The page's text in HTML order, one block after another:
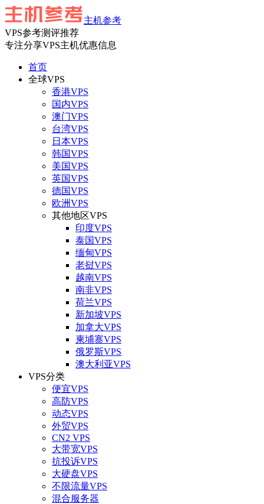
主机参考
VPS参考测评推荐
专注分享VPS主机优惠信息
首页
全球VPS
香港VPS
国内VPS
澳门VPS
台湾VPS
日本VPS
韩国VPS
美国VPS
英国VPS
德国VPS
欧洲VPS
其他地区VPS
印度VPS
泰国VPS
缅甸VPS
老挝VPS
越南VPS
南非VPS
荷兰VPS
新加坡VPS
加拿大VPS
柬埔寨VPS
俄罗斯VPS
澳大利亚VPS
VPS分类
便宜VPS
高防VPS
动态VPS
外贸VPS
CN2 VPS
大带宽VPS
抗投诉VPS
大硬盘VPS
不限流量VPS
混合服务器